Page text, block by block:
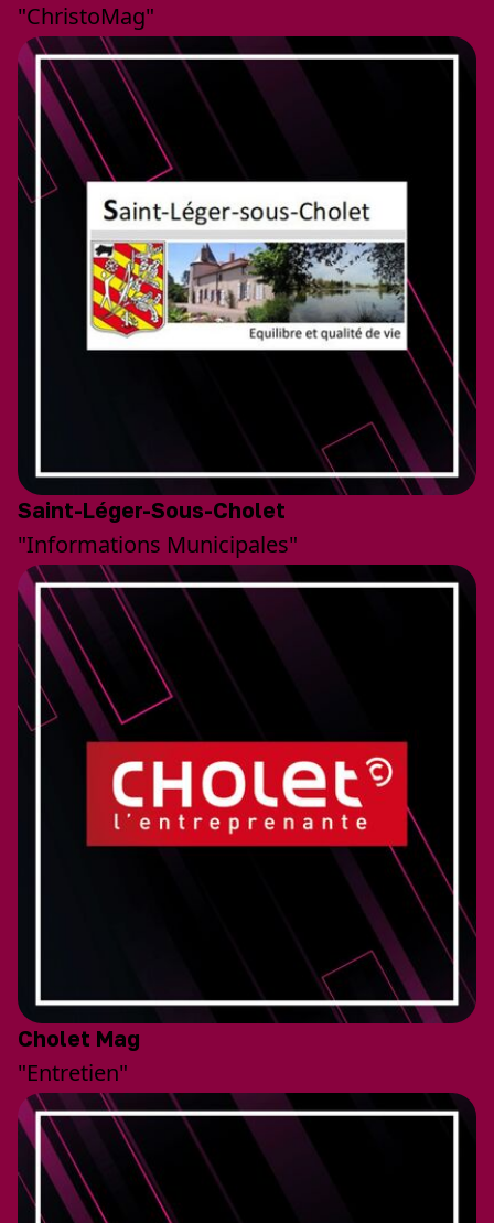
"ChristoMag"
Saint-Léger-Sous-Cholet
"Informations Municipales"
Cholet Mag
"Entretien"